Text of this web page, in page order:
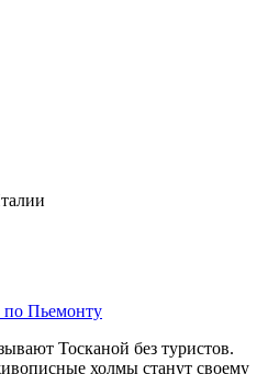
по Пьемонту
Тосканой без туристов.
холмы станут своему